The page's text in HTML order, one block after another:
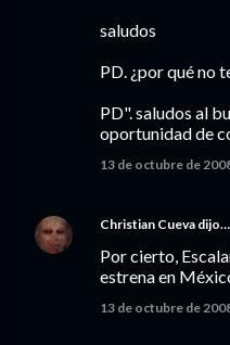
saludos
PD. ¿por qué no
PD". saludos al
oportunidad de
13 de octubre de
Christian Cueva dijo…
Por cierto,
estrena en
13 de octubre de